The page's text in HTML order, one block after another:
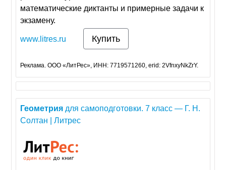
математические диктанты и примерные задачи к
экзамену.
www.litres.ru Купить
Реклама. ООО «ЛитРес», ИНН: 7719571260, erid: 2VfnxyNkZrY.
Геометрия для самоподготовки. 7 класс — Г. Н.
Солтан | Литрес